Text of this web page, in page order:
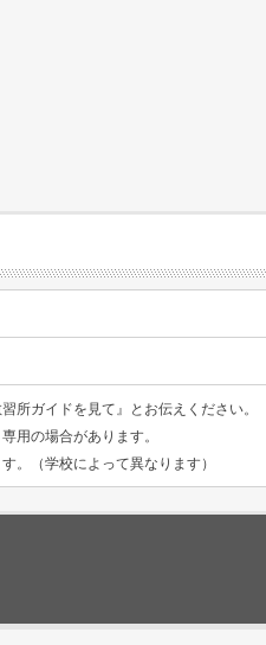
所ガイドを見て』とお伝えください。
用の場合があります。
。（学校によって異なります）